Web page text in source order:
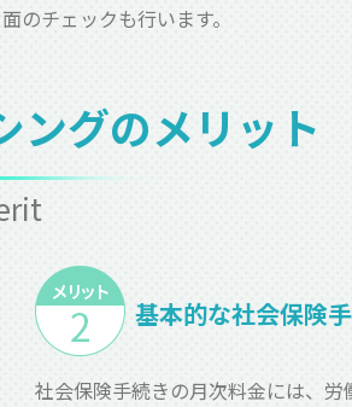
のチェックも行います。
ングのメリット
基本的な社会保険
社会保険手続きの月次料金には、